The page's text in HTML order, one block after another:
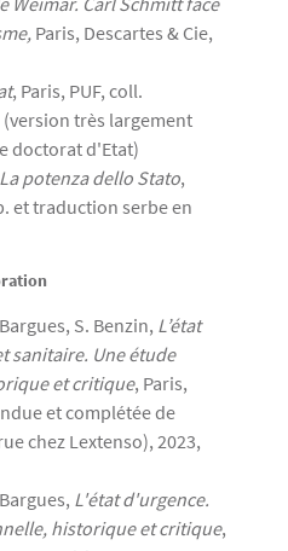
Paris, Descartes & Cie,
, Paris, PUF, coll.
(version très largement
doctorat d'Etat)
La potenza dello Stato,
et traduction serbe en
S. Benzin, L’état
sanitaire. Une étude
et critique, Paris,
et complétée de
chez Lextenso), 2023,
L'état d'urgence.
historique et critique,